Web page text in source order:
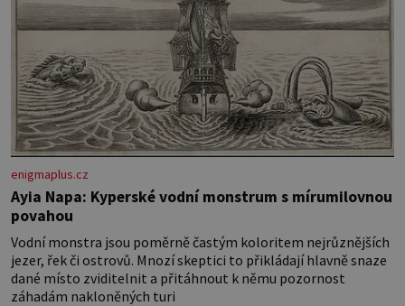
enigmaplus.cz
Ayia Napa: Kyperské vodní monstrum s mírumilovnou
povahou
Vodní monstra jsou poměrně častým koloritem nejrůznějších
jezer, řek či ostrovů. Mnozí skeptici to přikládají hlavně snaze
dané místo zviditelnit a přitáhnout k němu pozornost
záhadám nakloněných turi